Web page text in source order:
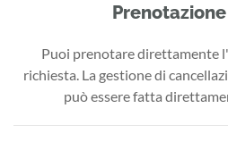
Puoi prenotare direttamente
richiesta. La gestione di
può essere fatta